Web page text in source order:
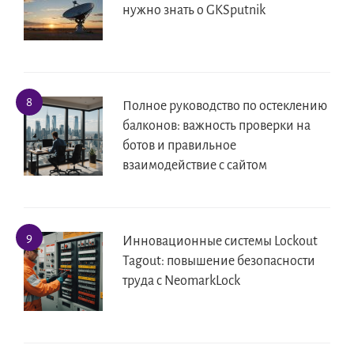
нужно знать о GKSputnik
Полное руководство по остеклению
балконов: важность проверки на
ботов и правильное
взаимодействие с сайтом
Инновационные системы Lockout
Tagout: повышение безопасности
труда с NeomarkLock